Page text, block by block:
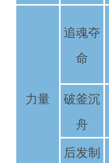
力量
追魂夺
命
破釜沉
舟
后发制